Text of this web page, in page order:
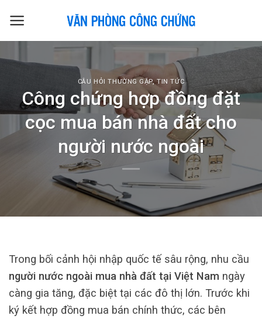
CÂU HỎI THƯỜNG GẶP,TIN TỨC
Công chứng hợp đồng đặt
cọc mua bán nhà đất cho
người nước ngoài
Trong bối cảnh hội nhập quốc tế sâu rộng, nhu cầu
người nước ngoài mua nhà đất tại Việt Nam ngày
càng gia tăng, đặc biệt tại các đô thị lớn. Trước khi
ký kết hợp đồng mua bán chính thức, các bên